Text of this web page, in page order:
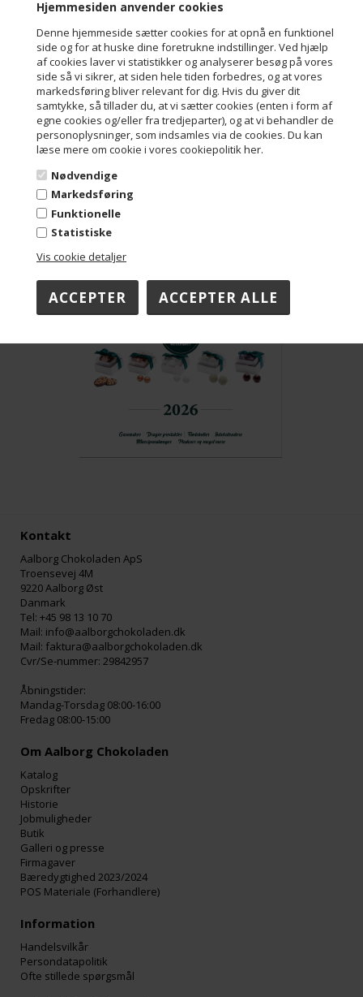
Hjemmesiden anvender cookies
Denne hjemmeside sætter cookies for at opnå en funktionel
side og for at huske dine foretrukne indstillinger. Ved hjælp
af cookies laver vi statistikker og analyserer besøg på vores
side så vi sikrer, at siden hele tiden forbedres, og at vores
markedsføring bliver relevant for dig. Hvis du giver dit
samtykke, så tillader du, at vi sætter cookies (enten i form af
egne cookies og/eller fra tredjeparter), og at vi behandler de
personoplysninger, som indsamles via de cookies. Du kan
læse mere om cookie i vores cookiepolitik her.
Nødvendige
Markedsføring
Funktionelle
Statistiske
Vis cookie detaljer
Kontakt
Aalborg Chokoladen ApS
Troensevej 4M
9220 Aalborg Øst
Danmark
Tel: +45 98 13 10 70
Mail: info@aalborgchokoladen.dk
Mail: faktura@aalborgchokoladen.dk
Cvr/Se-nummer: 29842957
Åbningstider:
Mandag-Torsdag 08:00-16:00
Fredag 08:00-15:00
Om Aalborg Chokoladen
Katalog
Opskrifter
Historie
Jobmuligheder
Butik
Galleri og presse
Firmagaver
Bæredygtighed 2023/2024
POS Materiale (Forhandlere)
Information
Handelsvilkår
Persondatapolitik
Ofte stillede spørgsmål